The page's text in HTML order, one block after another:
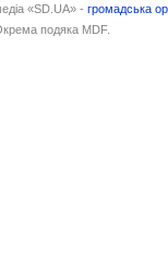
«SD.UA» -громадська
подяка MDF.